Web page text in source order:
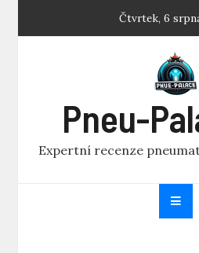
Čtvrtek, 6
Pneu-
Expertní recenze